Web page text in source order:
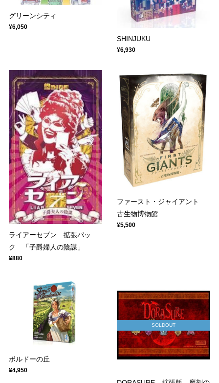
グリーンシティ
¥6,050
SHINJUKU
¥6,930
ライアーセブン 拡張パッ
ク 「子爵婦人の陰謀」
¥880
ファースト・ジャイアント
古生物博物館
¥5,500
ボルドーの丘
¥4,950
SOLDOUT